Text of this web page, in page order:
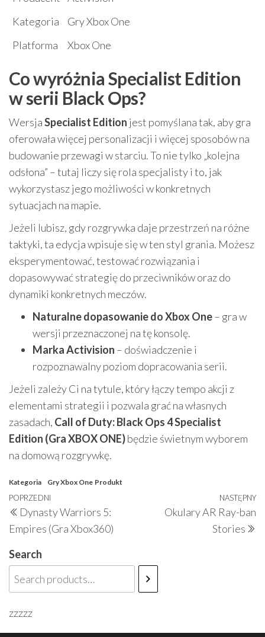
Kategoria
Gry Xbox One
Platforma
Xbox One
Co wyróżnia Specialist Edition
w serii Black Ops?
WersjaSpecialist Edition jest pomyślana tak, aby gra
oferowała więcej personalizacji i więcej sposobów na
budowanie przewagi w starciu. To nie tylko „kolejna
odsłona” – tutaj liczy się rola specjalisty i to, jak
wykorzystasz jego możliwości w konkretnych
sytuacjach na mapie.
Jeżeli lubisz, gdy rozgrywka daje przestrzeń na różne
taktyki, ta edycja wpisuje się w ten styl grania. Możesz
eksperymentować, testować rozwiązania i
dopasowywać strategię do przeciwników oraz do
dynamiki konkretnych meczów.
Naturalne dopasowanie do Xbox One– gra w
wersji przeznaczonej na tę konsolę.
Marka Activision – doświadczenie i
rozpoznawalny poziom dopracowania serii.
Jeżeli zależy Ci na tytule, który łączy tempo akcji z
elementami strategii i pozwala grać na własnych
zasadach, Call of Duty: Black Ops 4 Specialist
Edition (Gra XBOX ONE)będzie świetnym wyborem
na domową rozgrywkę.
Kategoria Gry Xbox One Produkt
Nawigacja
wpisu
Poprzedni
wpis
POPRZEDNI
Dynasty Warriors 5:
Empires (Gra Xbox360)
NASTĘPNY
Okulary AR Ray-ban
Stories
Search
zzzzz